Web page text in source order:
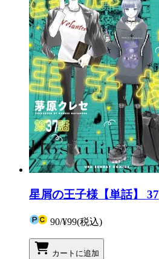
星屑の王子様【単話】 37
90/¥99(税込)
カートに追加